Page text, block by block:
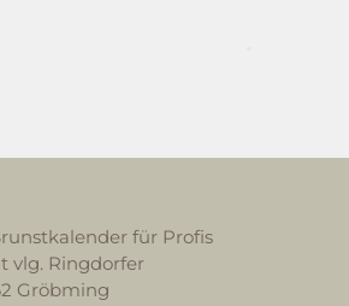
für Profis
vlg. Ringdorfer
Gröbming